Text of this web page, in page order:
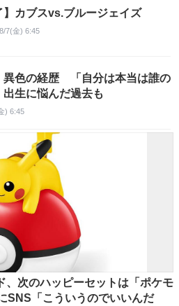
】カブスvs.ブルージェイズ
8/7(金) 6:45
異色の経歴 「自分は本当は誰の
生に悩んだ過去も
) 6:45
、次のハッピーセットは「ポケモ
「こういうのでいいんだ